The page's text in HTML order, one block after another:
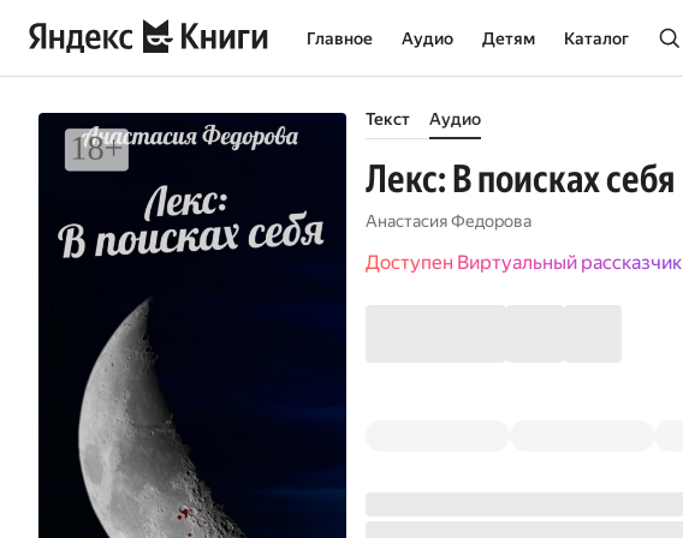
Главное Аудио Детям Каталог
Текст Аудио
Лекс: В поисках себя
Анастасия Федорова
Доступен Виртуальный рассказчик